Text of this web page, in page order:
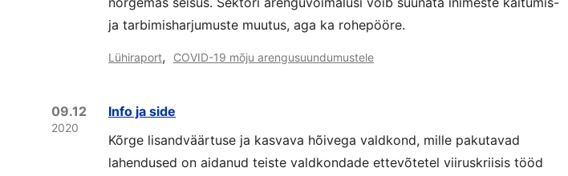
ja tarbimisharjumuste muutus, aga ka rohepööre.
Lühiraport, COVID-19 mõju arengusuundumustele
09.12
2020
Info ja side
Kõrge lisandväärtuse ja kasvava hõivega valdkond, mille pakutavad
lahendused on aidanud teiste valdkondade ettevõtetel viiruskriisis tööd